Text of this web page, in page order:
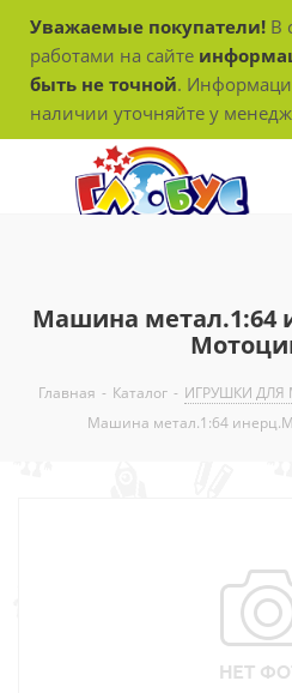
Уважаемые покупатели! В
работами на сайте
быть не точной.
наличии уточняйте у
Машина
Главная - Каталог - ИГРУШКИ ДЛЯ
Машина метал.1:64